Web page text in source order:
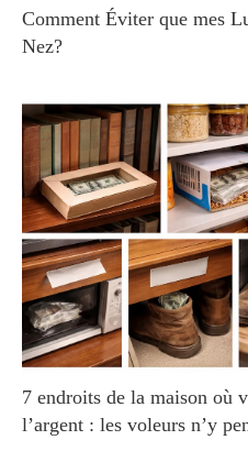
Comment Éviter que mes
Nez?
7 endroits de la maison où
l’argent : les voleurs n’y